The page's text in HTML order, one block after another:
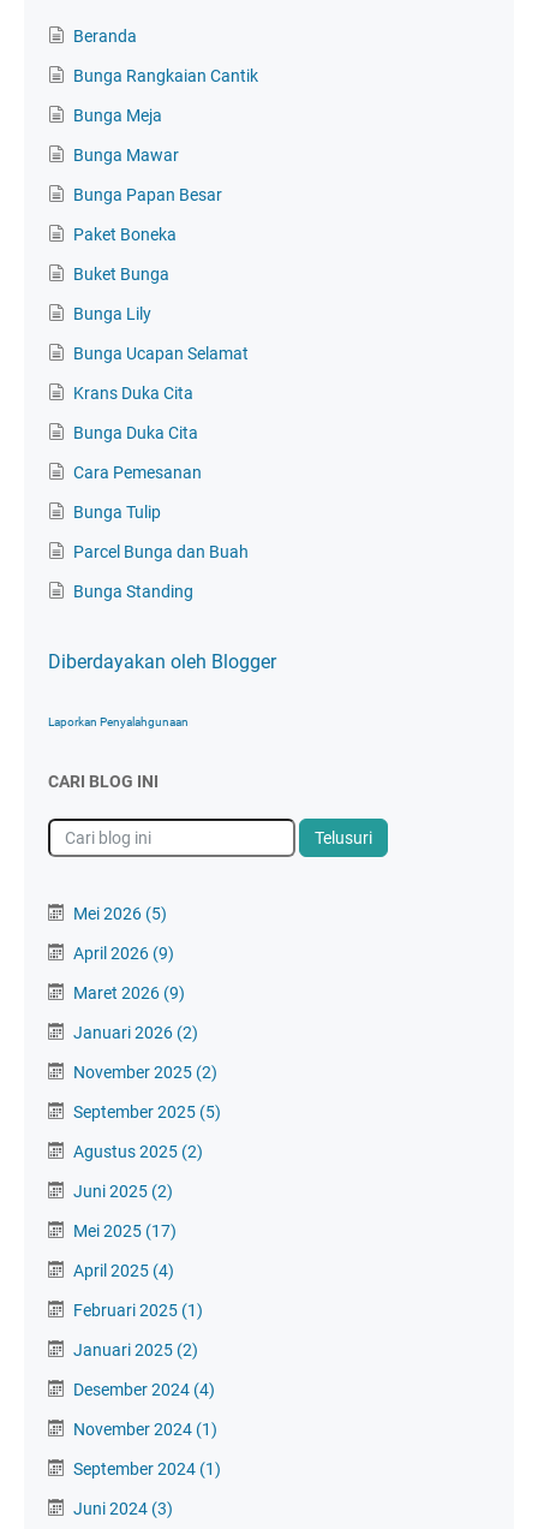
Beranda
Bunga Rangkaian Cantik
Bunga Meja
Bunga Mawar
Bunga Papan Besar
Paket Boneka
Buket Bunga
Bunga Lily
Bunga Ucapan Selamat
Krans Duka Cita
Bunga Duka Cita
Cara Pemesanan
Bunga Tulip
Parcel Bunga dan Buah
Bunga Standing
Diberdayakan oleh Blogger
Laporkan Penyalahgunaan
CARI BLOG INI
Mei 2026 (5)
April 2026 (9)
Maret 2026 (9)
Januari 2026 (2)
November 2025 (2)
September 2025 (5)
Agustus 2025 (2)
Juni 2025 (2)
Mei 2025 (17)
April 2025 (4)
Februari 2025 (1)
Januari 2025 (2)
Desember 2024 (4)
November 2024 (1)
September 2024 (1)
Juni 2024 (3)